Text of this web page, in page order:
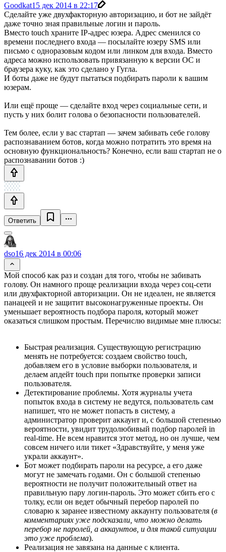
Goodkat15 дек 2014 в 22:17
Сделайте уже двухфакторную авторизацию, и бот не зайдёт
даже точно зная правильные логин и пароль.
Вместо touch храните IP-адрес юзера. Адрес сменился со
времени последнего входа — посылайте юзеру SMS или
письмо с одноразовым кодом или линком для входа. Вместо
адреса можно использовать привязанную к версии ОС и
браузера куку, как это сделано у Гугла.
И боты даже не будут пытаться подбирать пароли к вашим
юзерам.
Или ещё проще — сделайте вход через социальные сети, и
пусть у них болит голова о безопасности пользователей.
Тем более, если у вас стартап — зачем забивать себе голову
распознаванием ботов, когда можно потратить это время на
основную функциональность? Конечно, если ваш стартап не о
распознавании ботов :)
Ответить
dso16 дек 2014 в 00:06
Мой способ как раз и создан для того, чтобы не забивать
голову. Он намного проще реализации входа через соц-сети
или двухфакторной авторизации. Он не идеален, не является
панацеей и не защитит высоконагруженные проекты. Он
уменьшает вероятность подбора пароля, который может
оказаться слишком простым. Перечислю видимые мне плюсы:
Быстрая реализация. Существующую регистрацию
менять не потребуется: создаем свойство touch,
добавляем его в условие выборки пользователя, и
делаем апдейт touch при попытке проверки записи
пользователя.
Детектирование проблемы. Хотя журналы учета
попыток входа в систему не ведутся, пользователь сам
напишет, что не может попасть в систему, а
администратор проверит аккаунт и, с большой степенью
вероятности, увидит трудолюбивый подбор паролей in
real-time. Не всем нравится этот метод, но он лучше, чем
совсем ничего или тикет «Здравствуйте, у меня уже
украли аккаунт».
Бот может подбирать пароли на ресурсе, а его даже
могут не замечать годами. Он с большой степенью
вероятности не получит положительный ответ на
правильную пару логин-пароль. Это может сбить его с
толку, если он ведет обычный перебор паролей по
словарю к заранее известному аккаунту пользователя (в
комментариях уже подсказали, что можно делать
перебор не паролей, а аккаунтов, и для такой ситуации
это уже проблема).
Реализация не завязана на данные с клиента.